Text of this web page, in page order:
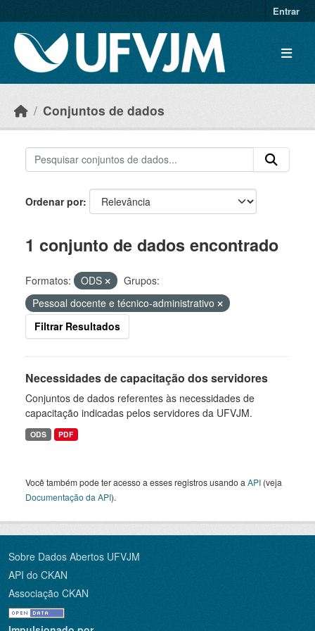
Entrar
Conjuntos de dados
Ordenar por
1 conjunto de dados encontrado
Formatos: ODS
Grupos:
Pessoal docente e técnico-administrativo
Filtrar Resultados
Necessidades de capacitação dos servidores
Conjuntos de dados referentes às necessidades de
capacitação indicadas pelos servidores da UFVJM.
ODS PDF
Você também pode ter acesso a esses registros usando a API (veja
Documentação da API).
Sobre Dados Abertos UFVJM
API do CKAN
Associação CKAN